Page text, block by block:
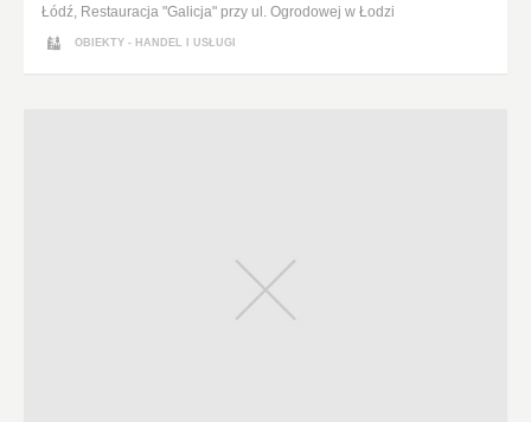
Łódź, Restauracja "Galicja" przy ul. Ogrodowej w Łodzi
OBIEKTY - HANDEL I USŁUGI